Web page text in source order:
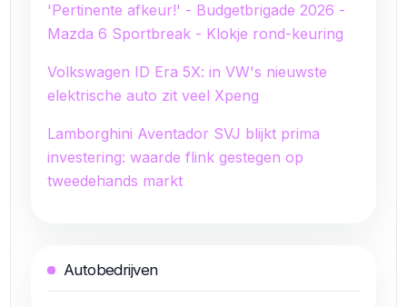
'Pertinente afkeur!' - Budgetbrigade 2026 -
Mazda 6 Sportbreak - Klokje rond-keuring
Volkswagen ID Era 5X: in VW's nieuwste
elektrische auto zit veel Xpeng
Lamborghini Aventador SVJ blijkt prima
investering: waarde flink gestegen op
tweedehands markt
Autobedrijven